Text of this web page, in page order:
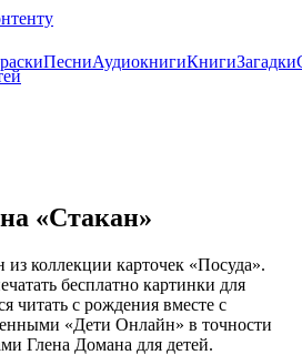
ПесниАудиокнигиКнигиЗагадки
«Стакан»
коллекции карточек «Посуда».
бесплатно картинки для
читать с рождения вместе с
«Дети Онлайн» в точности
Глена Домана для детей.